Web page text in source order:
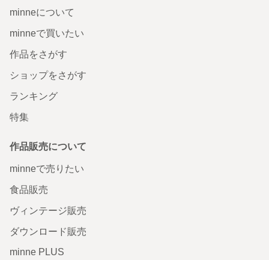
minneについて
minneで買いたい
作品をさがす
ショップをさがす
ランキング
特集
作品販売について
minneで売りたい
食品販売
ヴィンテージ販売
ダウンロード販売
minne PLUS